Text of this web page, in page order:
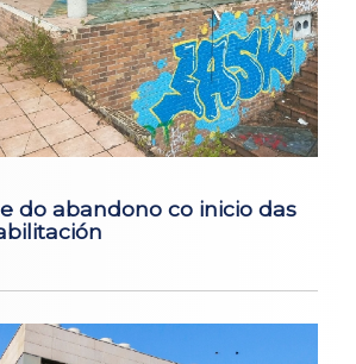
do abandono co inicio das